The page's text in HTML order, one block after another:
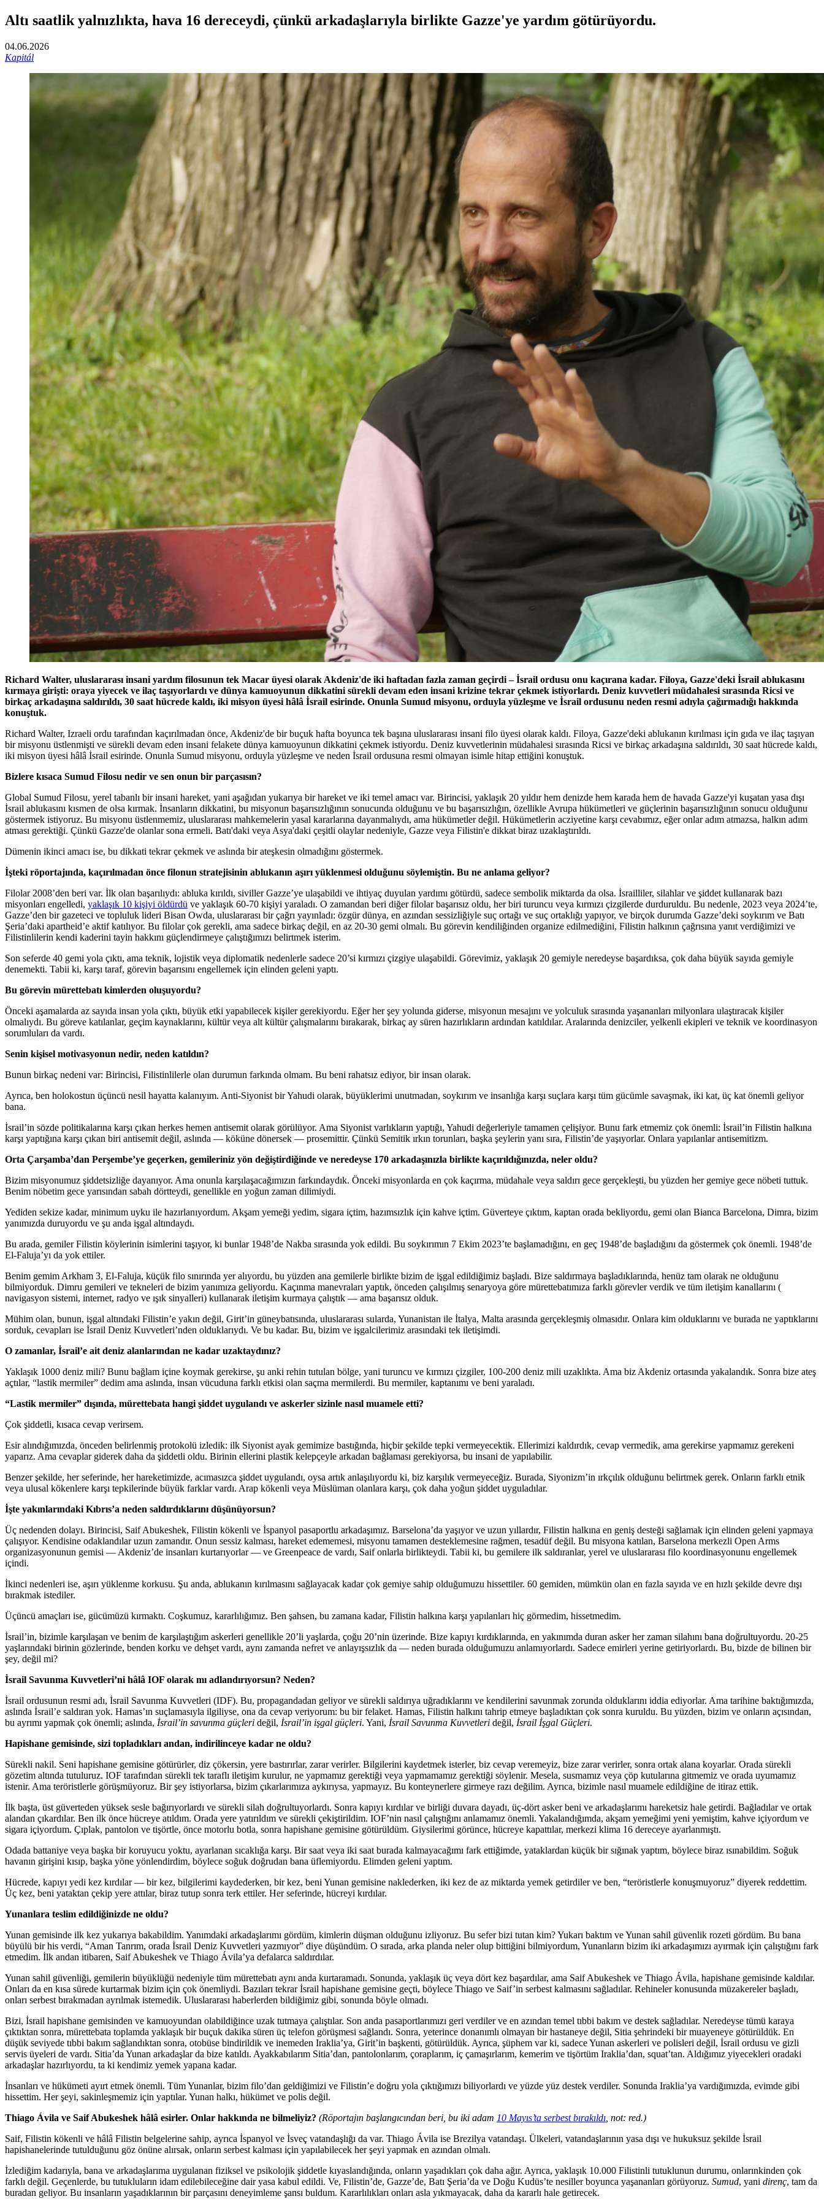
Altı saatlik yalnızlıkta, hava 16 dereceydi, çünkü arkadaşlarıyla birlikte Gazze'ye yardım götürüyordu.
04.06.2026
Kapitál
Richard Walter, uluslararası insani yardım filosunun tek Macar üyesi olarak Akdeniz'de iki haftadan fazla zaman geçirdi – İsrail ordusu onu kaçırana kadar. Filoya, Gazze'deki İsrail ablukasını
kırmaya girişti: oraya yiyecek ve ilaç taşıyorlardı ve dünya kamuoyunun dikkatini sürekli devam eden insani krizine tekrar çekmek istiyorlardı. Deniz kuvvetleri müdahalesi sırasında Ricsi ve
birkaç arkadaşına saldırıldı, 30 saat hücrede kaldı, iki misyon üyesi hâlâ İsrail esirinde. Onunla Sumud misyonu, orduyla yüzleşme ve İsrail ordusunu neden resmi adıyla çağırmadığı hakkında
konuştuk.
Richard Walter, Izraeli ordu tarafından kaçırılmadan önce, Akdeniz'de bir buçuk hafta boyunca tek başına uluslararası insani filo üyesi olarak kaldı. Filoya, Gazze'deki ablukanın kırılması için gıda ve ilaç taşıyan
bir misyonu üstlenmişti ve sürekli devam eden insani felakete dünya kamuoyunun dikkatini çekmek istiyordu. Deniz kuvvetlerinin müdahalesi sırasında Ricsi ve birkaç arkadaşına saldırıldı, 30 saat hücrede kaldı,
iki misyon üyesi hâlâ İsrail esirinde. Onunla Sumud misyonu, orduyla yüzleşme ve neden İsrail ordusuna resmi olmayan isimle hitap ettiğini konuştuk.
Bizlere kısaca Sumud Filosu nedir ve sen onun bir parçasısın?
Global Sumud Filosu, yerel tabanlı bir insani hareket, yani aşağıdan yukarıya bir hareket ve iki temel amacı var. Birincisi, yaklaşık 20 yıldır hem denizde hem karada hem de havada Gazze'yi kuşatan yasa dışı
İsrail ablukasını kısmen de olsa kırmak. İnsanların dikkatini, bu misyonun başarısızlığının sonucunda olduğunu ve bu başarısızlığın, özellikle Avrupa hükümetleri ve güçlerinin başarısızlığının sonucu olduğunu
göstermek istiyoruz. Bu misyonu üstlenmemiz, uluslararası mahkemelerin yasal kararlarına dayanmalıydı, ama hükümetler değil. Hükümetlerin acziyetine karşı cevabımız, eğer onlar adım atmazsa, halkın adım
atması gerektiği. Çünkü Gazze'de olanlar sona ermeli. Batı'daki veya Asya'daki çeşitli olaylar nedeniyle, Gazze veya Filistin'e dikkat biraz uzaklaştırıldı.
Dümenin ikinci amacı ise, bu dikkati tekrar çekmek ve aslında bir ateşkesin olmadığını göstermek.
İşteki röportajında, kaçırılmadan önce filonun stratejisinin ablukanın aşırı yüklenmesi olduğunu söylemiştin. Bu ne anlama geliyor?
Filolar 2008’den beri var. İlk olan başarılıydı: abluka kırıldı, siviller Gazze’ye ulaşabildi ve ihtiyaç duyulan yardımı götürdü, sadece sembolik miktarda da olsa. İsrailliler, silahlar ve şiddet kullanarak bazı
misyonları engelledi, yaklaşık 10 kişiyi öldürdü ve yaklaşık 60-70 kişiyi yaraladı. O zamandan beri diğer filolar başarısız oldu, her biri turuncu veya kırmızı çizgilerde durduruldu. Bu nedenle, 2023 veya 2024’te,
Gazze’den bir gazeteci ve topluluk lideri Bisan Owda, uluslararası bir çağrı yayınladı: özgür dünya, en azından sessizliğiyle suç ortağı ve suç ortaklığı yapıyor, ve birçok durumda Gazze’deki soykırım ve Batı
Şeria’daki apartheid’e aktif katılıyor. Bu filolar çok gerekli, ama sadece birkaç değil, en az 20-30 gemi olmalı. Bu görevin kendiliğinden organize edilmediğini, Filistin halkının çağrısına yanıt verdiğimizi ve
Filistinlilerin kendi kaderini tayin hakkını güçlendirmeye çalıştığımızı belirtmek isterim.
Son seferde 40 gemi yola çıktı, ama teknik, lojistik veya diplomatik nedenlerle sadece 20’si kırmızı çizgiye ulaşabildi. Görevimiz, yaklaşık 20 gemiyle neredeyse başardıksa, çok daha büyük sayıda gemiyle
denemekti. Tabii ki, karşı taraf, görevin başarısını engellemek için elinden geleni yaptı.
Bu görevin mürettebatı kimlerden oluşuyordu?
Önceki aşamalarda az sayıda insan yola çıktı, büyük etki yapabilecek kişiler gerekiyordu. Eğer her şey yolunda giderse, misyonun mesajını ve yolculuk sırasında yaşananları milyonlara ulaştıracak kişiler
olmalıydı. Bu göreve katılanlar, geçim kaynaklarını, kültür veya alt kültür çalışmalarını bırakarak, birkaç ay süren hazırlıkların ardından katıldılar. Aralarında denizciler, yelkenli ekipleri ve teknik ve koordinasyon
sorumluları da vardı.
Senin kişisel motivasyonun nedir, neden katıldın?
Bunun birkaç nedeni var: Birincisi, Filistinlilerle olan durumun farkında olmam. Bu beni rahatsız ediyor, bir insan olarak.
Ayrıca, ben holokostun üçüncü nesil hayatta kalanıyım. Anti-Siyonist bir Yahudi olarak, büyüklerimi unutmadan, soykırım ve insanlığa karşı suçlara karşı tüm gücümle savaşmak, iki kat, üç kat önemli geliyor
bana.
İsrail’in sözde politikalarına karşı çıkan herkes hemen antisemit olarak görülüyor. Ama Siyonist varlıkların yaptığı, Yahudi değerleriyle tamamen çelişiyor. Bunu fark etmemiz çok önemli: İsrail’in Filistin halkına
karşı yaptığına karşı çıkan biri antisemit değil, aslında — köküne dönersek — prosemittir. Çünkü Semitik ırkın torunları, başka şeylerin yanı sıra, Filistin’de yaşıyorlar. Onlara yapılanlar antisemitizm.
Orta Çarşamba’dan Perşembe’ye geçerken, gemileriniz yön değiştirdiğinde ve neredeyse 170 arkadaşınızla birlikte kaçırıldığınızda, neler oldu?
Bizim misyonumuz şiddetsizliğe dayanıyor. Ama onunla karşılaşacağımızın farkındaydık. Önceki misyonlarda en çok kaçırma, müdahale veya saldırı gece gerçekleşti, bu yüzden her gemiye gece nöbeti tuttuk.
Benim nöbetim gece yarısından sabah dörtteydi, genellikle en yoğun zaman dilimiydi.
Yediden sekize kadar, minimum uyku ile hazırlanıyordum. Akşam yemeği yedim, sigara içtim, hazımsızlık için kahve içtim. Güverteye çıktım, kaptan orada bekliyordu, gemi olan Bianca Barcelona, Dimra, bizim
yanımızda duruyordu ve şu anda işgal altındaydı.
Bu arada, gemiler Filistin köylerinin isimlerini taşıyor, ki bunlar 1948’de Nakba sırasında yok edildi. Bu soykırımın 7 Ekim 2023’te başlamadığını, en geç 1948’de başladığını da göstermek çok önemli. 1948’de
El-Faluja’yı da yok ettiler.
Benim gemim Arkham 3, El-Faluja, küçük filo sınırında yer alıyordu, bu yüzden ana gemilerle birlikte bizim de işgal edildiğimiz başladı. Bize saldırmaya başladıklarında, henüz tam olarak ne olduğunu
bilmiyorduk. Dimru gemileri ve tekneleri de bizim yanımıza geliyordu. Kaçınma manevraları yaptık, önceden çalışılmış senaryoya göre mürettebatımıza farklı görevler verdik ve tüm iletişim kanallarını (
navigasyon sistemi, internet, radyo ve ışık sinyalleri) kullanarak iletişim kurmaya çalıştık — ama başarısız olduk.
Mühim olan, bunun, işgal altındaki Filistin’e yakın değil, Girit’in güneybatısında, uluslararası sularda, Yunanistan ile İtalya, Malta arasında gerçekleşmiş olmasıdır. Onlara kim olduklarını ve burada ne yaptıklarını
sorduk, cevapları ise İsrail Deniz Kuvvetleri’nden olduklarıydı. Ve bu kadar. Bu, bizim ve işgalcilerimiz arasındaki tek iletişimdi.
O zamanlar, İsrail’e ait deniz alanlarından ne kadar uzaktaydınız?
Yaklaşık 1000 deniz mili? Bunu bağlam içine koymak gerekirse, şu anki rehin tutulan bölge, yani turuncu ve kırmızı çizgiler, 100-200 deniz mili uzaklıkta. Ama biz Akdeniz ortasında yakalandık. Sonra bize ateş
açtılar, “lastik mermiler” dedim ama aslında, insan vücuduna farklı etkisi olan saçma mermilerdi. Bu mermiler, kaptanımı ve beni yaraladı.
“Lastik mermiler” dışında, mürettebata hangi şiddet uygulandı ve askerler sizinle nasıl muamele etti?
Çok şiddetli, kısaca cevap verirsem.
Esir alındığımızda, önceden belirlenmiş protokolü izledik: ilk Siyonist ayak gemimize bastığında, hiçbir şekilde tepki vermeyecektik. Ellerimizi kaldırdık, cevap vermedik, ama gerekirse yapmamız gerekeni
yaparız. Ama cevaplar giderek daha da şiddetli oldu. Birinin ellerini plastik kelepçeyle arkadan bağlaması gerekiyorsa, bu insani de yapılabilir.
Benzer şekilde, her seferinde, her hareketimizde, acımasızca şiddet uygulandı, oysa artık anlaşılıyordu ki, biz karşılık vermeyeceğiz. Burada, Siyonizm’in ırkçılık olduğunu belirtmek gerek. Onların farklı etnik
veya ulusal kökenlere karşı tepkilerinde büyük farklar vardı. Arap kökenli veya Müslüman olanlara karşı, çok daha yoğun şiddet uyguladılar.
İşte yakınlarındaki Kıbrıs’a neden saldırdıklarını düşünüyorsun?
Üç nedenden dolayı. Birincisi, Saif Abukeshek, Filistin kökenli ve İspanyol pasaportlu arkadaşımız. Barselona’da yaşıyor ve uzun yıllardır, Filistin halkına en geniş desteği sağlamak için elinden geleni yapmaya
çalışıyor. Kendisine odaklandılar uzun zamandır. Onun sessiz kalması, hareket edememesi, misyonu tamamen desteklemesine rağmen, tesadüf değil. Bu misyona katılan, Barselona merkezli Open Arms
organizasyonunun gemisi — Akdeniz’de insanları kurtarıyorlar — ve Greenpeace de vardı, Saif onlarla birlikteydi. Tabii ki, bu gemilere ilk saldıranlar, yerel ve uluslararası filo koordinasyonunu engellemek
içindi.
İkinci nedenleri ise, aşırı yüklenme korkusu. Şu anda, ablukanın kırılmasını sağlayacak kadar çok gemiye sahip olduğumuzu hissettiler. 60 gemiden, mümkün olan en fazla sayıda ve en hızlı şekilde devre dışı
bırakmak istediler.
Üçüncü amaçları ise, gücümüzü kırmaktı. Coşkumuz, kararlılığımız. Ben şahsen, bu zamana kadar, Filistin halkına karşı yapılanları hiç görmedim, hissetmedim.
İsrail’in, bizimle karşılaşan ve benim de karşılaştığım askerleri genellikle 20’li yaşlarda, çoğu 20’nin üzerinde. Bize kapıyı kırdıklarında, en yakınımda duran asker her zaman silahını bana doğrultuyordu. 20-25
yaşlarındaki birinin gözlerinde, benden korku ve dehşet vardı, aynı zamanda nefret ve anlayışsızlık da — neden burada olduğumuzu anlamıyorlardı. Sadece emirleri yerine getiriyorlardı. Bu, bizde de bilinen bir
şey, değil mi?
İsrail Savunma Kuvvetleri’ni hâlâ IOF olarak mı adlandırıyorsun? Neden?
İsrail ordusunun resmi adı, İsrail Savunma Kuvvetleri (IDF). Bu, propagandadan geliyor ve sürekli saldırıya uğradıklarını ve kendilerini savunmak zorunda olduklarını iddia ediyorlar. Ama tarihine baktığımızda,
aslında İsrail’e saldıran yok. Hamas’ın suçlamasıyla ilgiliyse, ona da cevap veriyorum: bu bir felaket. Hamas, Filistin halkını tahrip etmeye başladıktan çok sonra kuruldu. Bu yüzden, bizim ve onların açısından,
bu ayrımı yapmak çok önemli; aslında, İsrail’in savunma güçleri değil, İsrail’in işgal güçleri. Yani, İsrail Savunma Kuvvetleri değil, İsrail İşgal Güçleri.
Hapishane gemisinde, sizi topladıkları andan, indirilinceye kadar ne oldu?
Sürekli nakil. Seni hapishane gemisine götürürler, diz çökersin, yere bastırırlar, zarar verirler. Bilgilerini kaydetmek isterler, biz cevap veremeyiz, bize zarar verirler, sonra ortak alana koyarlar. Orada sürekli
gözetim altında tutuluruz. IOF tarafından sürekli tek taraflı iletişim kurulur, ne yapmamız gerektiği veya yapmamamız gerektiği söylenir. Mesela, susmamız veya çöp kutularına gitmemiz ve orada uyumamız
istenir. Ama teröristlerle görüşmüyoruz. Bir şey istiyorlarsa, bizim çıkarlarımıza aykırıysa, yapmayız. Bu konteynerlere girmeye razı değilim. Ayrıca, bizimle nasıl muamele edildiğine de itiraz ettik.
İlk başta, üst güverteden yüksek sesle bağırıyorlardı ve sürekli silah doğrultuyorlardı. Sonra kapıyı kırdılar ve birliği duvara dayadı, üç-dört asker beni ve arkadaşlarımı hareketsiz hale getirdi. Bağladılar ve ortak
alandan çıkardılar. Ben ilk önce hücreye atıldım. Orada yere yatırıldım ve sürekli çekiştirildim. IOF’nin nasıl çalıştığını anlamamız önemli. Yakalandığımda, akşam yemeğimi yeni yemiştim, kahve içiyordum ve
sigara içiyordum. Çıplak, pantolon ve tişörtle, önce motorlu botla, sonra hapishane gemisine götürüldüm. Giysilerimi görünce, hücreye kapattılar, merkezi klima 16 dereceye ayarlanmıştı.
Odada battaniye veya başka bir koruyucu yoktu, ayarlanan sıcaklığa karşı. Bir saat veya iki saat burada kalmayacağımı fark ettiğimde, yataklardan küçük bir sığınak yaptım, böylece biraz ısınabildim. Soğuk
havanın girişini kısıp, başka yöne yönlendirdim, böylece soğuk doğrudan bana üflemiyordu. Elimden geleni yaptım.
Hücrede, kapıyı yedi kez kırdılar — bir kez, bilgilerimi kaydederken, bir kez, beni Yunan gemisine naklederken, iki kez de az miktarda yemek getirdiler ve ben, “teröristlerle konuşmuyoruz” diyerek reddettim.
Üç kez, beni yataktan çekip yere attılar, biraz tutup sonra terk ettiler. Her seferinde, hücreyi kırdılar.
Yunanlara teslim edildiğinizde ne oldu?
Yunan gemisinde ilk kez yukarıya bakabildim. Yanımdaki arkadaşlarımı gördüm, kimlerin düşman olduğunu izliyoruz. Bu sefer bizi tutan kim? Yukarı baktım ve Yunan sahil güvenlik rozeti gördüm. Bu bana
büyülü bir his verdi, “Aman Tanrım, orada İsrail Deniz Kuvvetleri yazmıyor” diye düşündüm. O sırada, arka planda neler olup bittiğini bilmiyordum, Yunanların bizim iki arkadaşımızı ayırmak için çalıştığını fark
etmedim. İlk andan itibaren, Saif Abukeshek ve Thiago Ávila’ya defalarca saldırdılar.
Yunan sahil güvenliği, gemilerin büyüklüğü nedeniyle tüm mürettebatı aynı anda kurtaramadı. Sonunda, yaklaşık üç veya dört kez başardılar, ama Saif Abukeshek ve Thiago Ávila, hapishane gemisinde kaldılar.
Onları da en kısa sürede kurtarmak bizim için çok önemliydi. Bazıları tekrar İsrail hapishane gemisine geçti, böylece Thiago ve Saif’in serbest kalmasını sağladılar. Rehineler konusunda müzakereler başladı,
onları serbest bırakmadan ayrılmak istemedik. Uluslararası haberlerden bildiğimiz gibi, sonunda böyle olmadı.
Bizi, İsrail hapishane gemisinden ve kamuoyundan olabildiğince uzak tutmaya çalıştılar. Son anda pasaportlarımızı geri verdiler ve en azından temel tıbbi bakım ve destek sağladılar. Neredeyse tümü karaya
çıktıktan sonra, mürettebata toplamda yaklaşık bir buçuk dakika süren üç telefon görüşmesi sağlandı. Sonra, yeterince donanımlı olmayan bir hastaneye değil, Sitia şehrindeki bir muayeneye götürüldük. En
düşük seviyede tıbbi bakım sağlandıktan sonra, otobüse bindirildik ve inemeden Iraklia’ya, Girit’in başkenti, götürüldük. Ayrıca, şüphem var ki, sadece Yunan askerleri ve polisleri değil, İsrail ordusu ve gizli
servis üyeleri de vardı. Sitia’da Yunan arkadaşlar da bize katıldı. Ayakkabılarım Sitia’dan, pantolonlarım, çoraplarım, iç çamaşırlarım, kemerim ve tişörtüm Iraklia’dan, squat’tan. Aldığımız yiyecekleri oradaki
arkadaşlar hazırlıyordu, ta ki kendimiz yemek yapana kadar.
İnsanları ve hükümeti ayırt etmek önemli. Tüm Yunanlar, bizim filo’dan geldiğimizi ve Filistin’e doğru yola çıktığımızı biliyorlardı ve yüzde yüz destek verdiler. Sonunda Iraklia’ya vardığımızda, evimde gibi
hissettim. Her şeyi, sakinleşmemiz için yaptılar. Yunan halkı, hükümet ve polis değil.
Thiago Ávila ve Saif Abukeshek hâlâ esirler. Onlar hakkında ne bilmeliyiz? (Röportajın başlangıcından beri, bu iki adam 10 Mayıs’ta serbest bırakıldı , not: red.)
Saif, Filistin kökenli ve hâlâ Filistin belgelerine sahip, ayrıca İspanyol ve İsveç vatandaşlığı da var. Thiago Ávila ise Brezilya vatandaşı. Ülkeleri, vatandaşlarının yasa dışı ve hukuksuz şekilde İsrail
hapishanelerinde tutulduğunu göz önüne alırsak, onların serbest kalması için yapılabilecek her şeyi yapmak en azından olmalı.
İzlediğim kadarıyla, bana ve arkadaşlarıma uygulanan fiziksel ve psikolojik şiddetle kıyaslandığında, onların yaşadıkları çok daha ağır. Ayrıca, yaklaşık 10.000 Filistinli tutuklunun durumu, onlarınkinden çok
farklı değil. Geçenlerde, bu tutukluların idam edilebileceğine dair yasa kabul edildi. Ve, Filistin’de, Gazze’de, Batı Şeria’da ve Doğu Kudüs’te nesiller boyunca yaşananları görüyoruz. Sumud, yani direnç, tam da
buradan geliyor. Bu insanların yaşadıklarının bir parçasını deneyimleme şansı buldum. Kararlılıkları onları asla yıkmayacak, daha da kararlı hale getirecek.